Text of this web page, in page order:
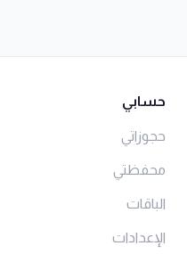
حسابي
حجوزاتي
محفظتي
الباقات
الإعدادات